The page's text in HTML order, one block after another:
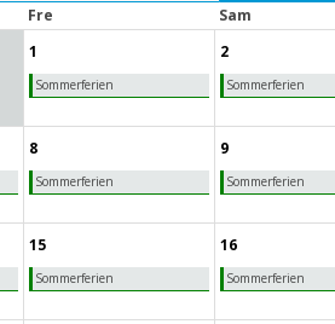
Fre Sam
1
Sommerferien
2
Sommerferien
8
Sommerferien
9
Sommerferien
15
Sommerferien
16
Sommerferien